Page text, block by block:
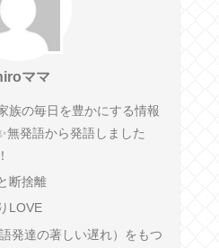
ママ
族の毎日を豊かにする情報
無発語から発語しました
断捨離
LOVE
発達の著しい遅れ）をもつ